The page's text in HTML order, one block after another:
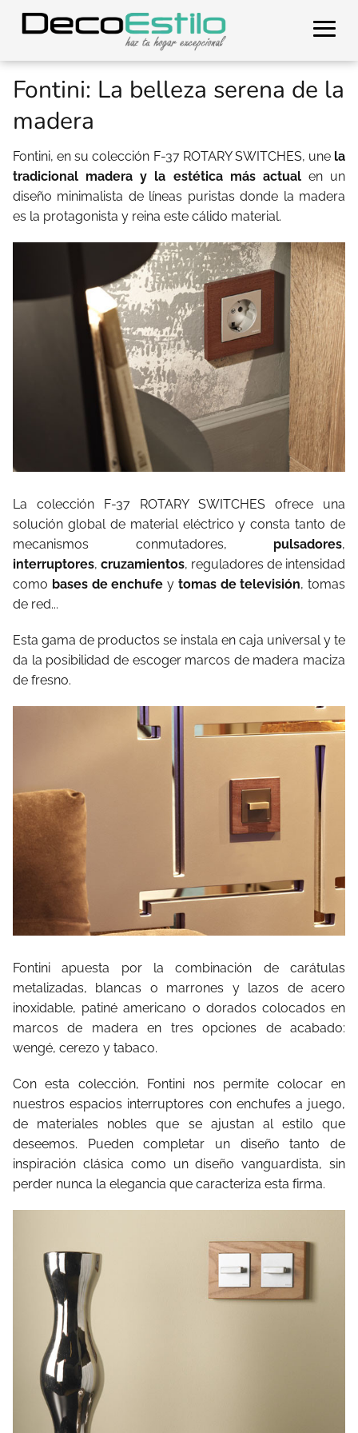
Fontini: La belleza serena de la
madera
Fontini, en su colección F-37 ROTARY SWITCHES, une la
tradicional madera y la estética más actualen un
diseño minimalista de líneas puristas donde la madera
es la protagonista y reina este cálido material.
La colección F-37 ROTARY SWITCHES ofrece una
solución global de material eléctrico y consta tanto de
mecanismos conmutadores, pulsadores,
interruptores, cruzamientos, reguladores de intensidad
como bases de enchufe y tomas de televisión, tomas
de red...
Esta gama de productos se instala en caja universal y te
da la posibilidad de escoger marcos de madera maciza
de fresno.
Fontini apuesta por la combinación de carátulas
metalizadas, blancas o marrones y lazos de acero
inoxidable, patiné americano o dorados colocados en
marcos de madera en tres opciones de acabado:
wengé, cerezo y tabaco.
Con esta colección, Fontini nos permite colocar en
nuestros espacios interruptores con enchufes a juego,
de materiales nobles que se ajustan al estilo que
deseemos. Pueden completar un diseño tanto de
inspiración clásica como un diseño vanguardista, sin
perder nunca la elegancia que caracteriza esta firma.